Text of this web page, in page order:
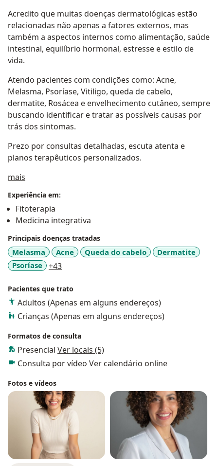
Acredito que muitas doenças dermatológicas estão
relacionadas não apenas a fatores externos, mas
também a aspectos internos como alimentação, saúde
intestinal, equilíbrio hormonal, estresse e estilo de
vida.
Atendo pacientes com condições como: Acne,
Melasma, Psoríase, Vitiligo, queda de cabelo,
dermatite, Rosácea e envelhecimento cutâneo, sempre
buscando identificar e tratar as possíveis causas por
trás dos sintomas.
Prezo por consultas detalhadas, escuta atenta e
planos terapêuticos personalizados.
mais
Experiência em:
Fitoterapia
Medicina integrativa
Principais doenças tratadas
Melasma Acne Queda do cabelo
Dermatite
Psoríase
+43a11y_sr_more_diseases
Pacientes que trato
Adultos (Apenas em alguns endereços)
Crianças (Apenas em alguns endereços)
Formatos de consulta
Presencial Ver locais (5)
Consulta por vídeo Ver calendário online
Fotos e vídeos